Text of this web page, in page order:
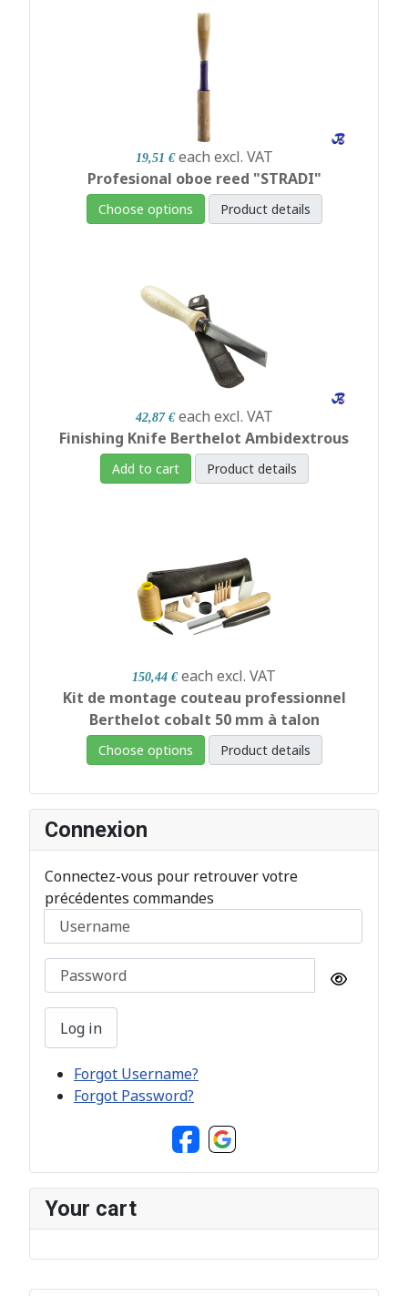
19,51 € each excl. VAT
Profesional oboe reed "STRADI"
Choose options Product details
42,87 € each excl. VAT
Finishing Knife Berthelot Ambidextrous
Add to cart Product details
150,44 € each excl. VAT
Kit de montage couteau professionnel
Berthelot cobalt 50 mm à talon
Choose options Product details
Connexion
Connectez-vous pour retrouver votre
précédentes commandes
Username
Password
Log in
Forgot Username?
Forgot Password?
Your cart